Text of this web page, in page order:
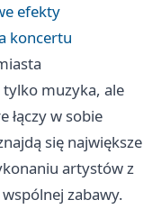
efekty
koncertu
tylko muzyka, ale
łączy w sobie
się największe
artystów z
zabawy.